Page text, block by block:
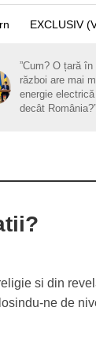
EXCLUSIV
”Cum? O țară în
război are mai
energie electrică
decât România?”
si din
ne de